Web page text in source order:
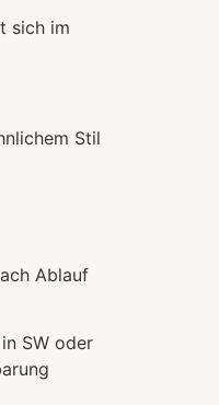
sich im
Stil
Ablauf
SW oder